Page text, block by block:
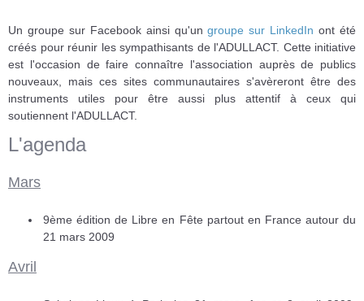
Un groupe sur Facebook ainsi qu'ungroupe sur LinkedIn ont été
créés pour réunir les sympathisants de l'ADULLACT. Cette initiative
est l'occasion de faire connaître l'association auprès de publics
nouveaux, mais ces sites communautaires s'avèreront être des
instruments utiles pour être aussi plus attentif à ceux qui
soutiennent l'ADULLACT.
L'agenda
Mars
9ème édition de Libre en Fête partout en France autour du
21 mars 2009
Avril